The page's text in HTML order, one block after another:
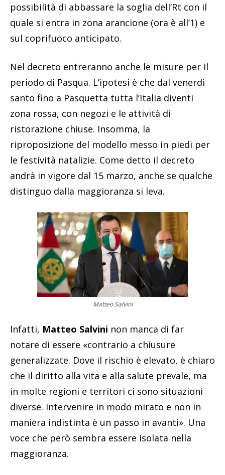
possibilità di abbassare la soglia dell’Rt con il
quale si entra in zona arancione (ora è all’1) e
sul coprifuoco anticipato.
Nel decreto entreranno anche le misure per il
periodo di Pasqua. L’ipotesi è che dal venerdì
santo fino a Pasquetta tutta l’Italia diventi
zona rossa, con negozi e le attività di
ristorazione chiuse. Insomma, la
riproposizione del modello messo in piedi per
le festività natalizie. Come detto il decreto
andrà in vigore dal 15 marzo, anche se qualche
distinguo dalla maggioranza si leva.
Matteo Salvini
Infatti, Matteo Salvini non manca di far
notare di essere «contrario a chiusure
generalizzate. Dove il rischio è elevato, è chiaro
che il diritto alla vita e alla salute prevale, ma
in molte regioni e territori ci sono situazioni
diverse. Intervenire in modo mirato e non in
maniera indistinta è un passo in avanti». Una
voce che però sembra essere isolata nella
maggioranza.